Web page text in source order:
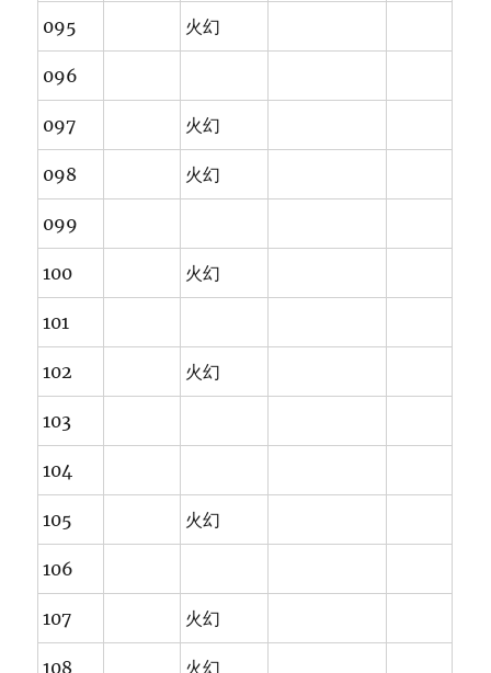
095 火幻
096
097 火幻
098 火幻
099
100 火幻
101
102 火幻
103
104
105 火幻
106
107 火幻
108 火幻